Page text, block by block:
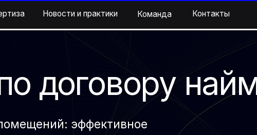
Новости и практики +7
Контакты
Команда
Новости и практики Контакты
Команда
договору найма
и